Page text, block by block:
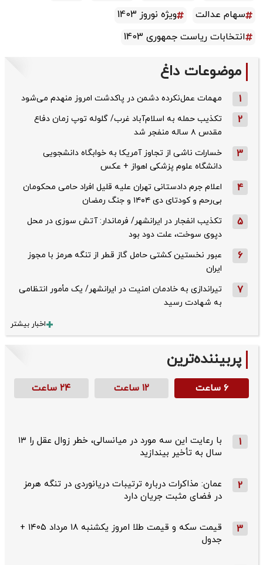
سهام عدالت
ویژه نوروز 1403
انتخابات ریاست جمهوری 1403
موضوعات داغ
1 مهمات عمل‌نکرده دشمن در پاکدشت امروز منهدم می‌شود
2
تکذیب حمله به اسلام‌آباد غرب/ گلوله توپ زمان دفاع
مقدس ۸ ساله منفجر شد
3
خسارات ناشی از تجاوز آمریکا به خوابگاه دانشجویی
دانشگاه علوم پزشکی اهواز + عکس
4
اعلام جرم دادستانی تهران علیه قلیل افراد حامی محکومان
بی‌رحم و کودتای دی‌ ۱۴۰۴ و جنگ رمضان
5
تکذیب ‌انفجار در ایرانشهر/ فرماندار: آتش سوزی در محل
دپوی سوخت، علت دود بود
6
عبور نخستین کشتی حامل گاز قطر از تنگه هرمز با مجوز
ایران
7
تیراندازی به خادمان امنیت در ایرانشهر/ یک مأمور انتظامی
به شهادت رسید
اخبار بیشتر
پربیننده‌ترین
۶ ساعت ۱۲ ساعت ۲۴ ساعت
1
با رعایت این سه مورد در میانسالی، خطر زوال عقل را ۱۳
سال به تأخیر بیندازید
2
عمان: مذاکرات درباره ترتیبات دریانوردی در تنگه هرمز
در فضای مثبت جریان دارد
3
قیمت سکه و قیمت طلا امروز یکشنبه ۱۸ مرداد ۱۴۰۵ +
جدول